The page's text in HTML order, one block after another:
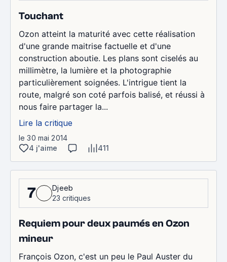
Touchant
Ozon atteint la maturité avec cette réalisation
d'une grande maitrise factuelle et d'une
construction aboutie. Les plans sont ciselés au
millimètre, la lumière et la photographie
particulièrement soignées. L'intrigue tient la
route, malgré son coté parfois balisé, et réussi à
nous faire partager la...
Lire la critique
le 30 mai 2014
4 j'aime
411
7
Djeeb
23 critiques
Requiem pour deux paumés en Ozon
mineur
François Ozon, c'est un peu le Paul Auster du